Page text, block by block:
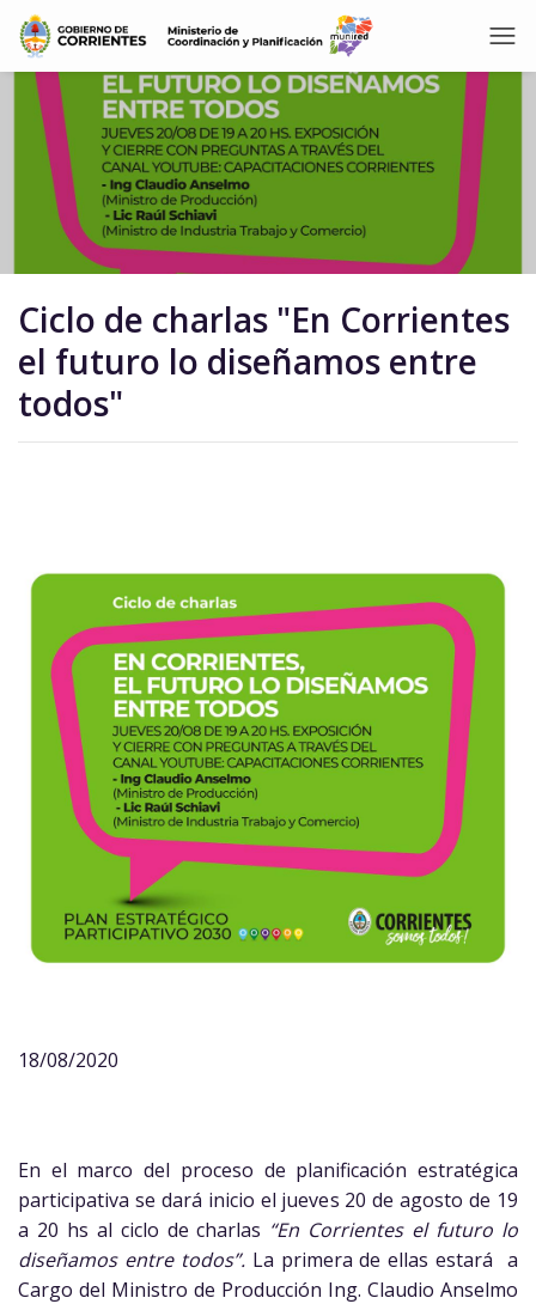
Ciclo de charlas "En Corrientes
el futuro lo diseñamos entre
todos"
18/08/2020
En el marco del proceso de planificación estratégica
participativa se dará inicio el jueves 20 de agosto de 19
a 20 hs al ciclo de charlas “En Corrientes el futuro lo
diseñamos entre todos”. La primera de ellas estará a
Cargo del Ministro de Producción Ing. Claudio Anselmo